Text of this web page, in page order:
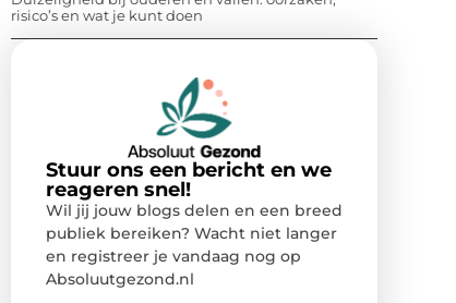
risico’s en wat je kunt doen
Stuur ons een bericht en we
reageren snel!
Wil jij jouw blogs delen en een breed
publiek bereiken? Wacht niet langer
en registreer je vandaag nog op
Absoluutgezond.nl